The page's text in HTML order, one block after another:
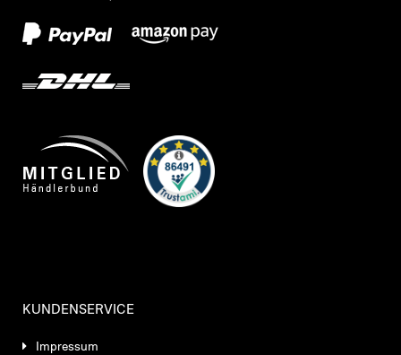
KUNDENSERVICE
Impressum